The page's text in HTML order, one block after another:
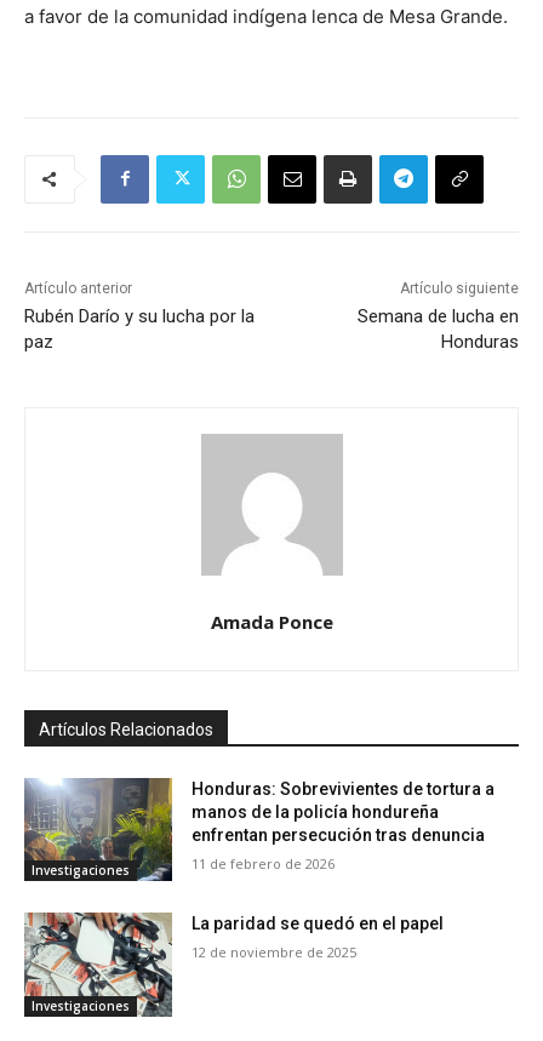
a favor de la comunidad indígena lenca de Mesa Grande.
Artículo anterior
Rubén Darío y su lucha por la
paz
Artículo siguiente
Semana de lucha en
Honduras
Amada Ponce
Artículos Relacionados
Investigaciones
Honduras: Sobrevivientes de tortura a
manos de la policía hondureña
enfrentan persecución tras denuncia
11 de febrero de 2026
Investigaciones
La paridad se quedó en el papel
12 de noviembre de 2025